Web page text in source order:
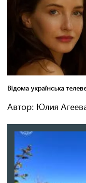
Автор: Юлия